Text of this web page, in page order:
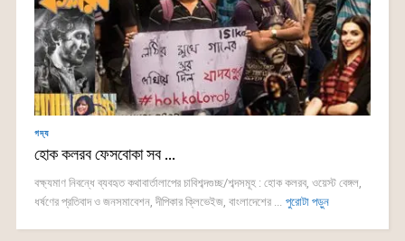
গদ্য
হোক কলরব ফেসবোকা সব …
বক্ষ্যমাণ নিবন্ধে ব্যবহৃত কথাবার্তালাপের চাবিশব্দগুচ্ছ/শব্দসমূহ : হোক কলরব, ওয়েস্ট বেঙ্গল,
ধর্ষণের প্রতিবাদ ও জনসমাবেশন, দীপিকার ক্লিভেইজ, বাংলাদেশের ... পুরোটা পড়ুন